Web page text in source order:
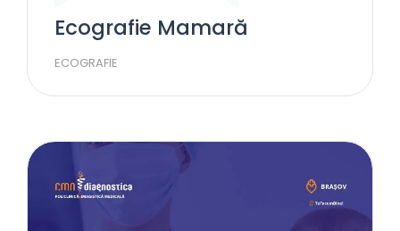
Ecografie Mamară
ECOGRAFIE